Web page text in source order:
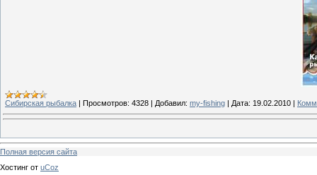
Сибирская рыбалка | Просмотров: 4328 | Добавил: my-fishing | Дата: 19.02.2010 |
Полная версия сайта
Хостинг от uCoz